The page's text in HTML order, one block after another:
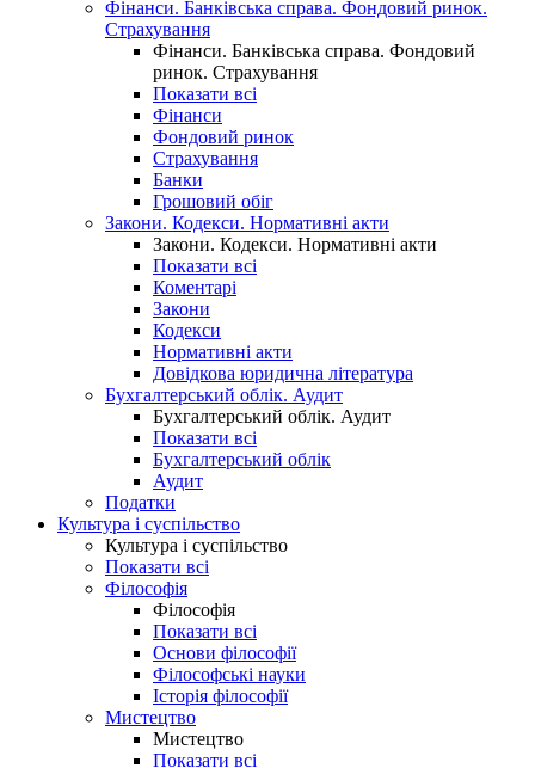
Фінанси. Банківська справа. Фондовий ринок.
Страхування
Фінанси. Банківська справа. Фондовий
ринок. Страхування
Показати всі
Фінанси
Фондовий ринок
Страхування
Банки
Грошовий обіг
Закони. Кодекси. Нормативні акти
Закони. Кодекси. Нормативні акти
Показати всі
Коментарі
Закони
Кодекси
Нормативні акти
Довідкова юридична література
Бухгалтерський облік. Аудит
Бухгалтерський облік. Аудит
Показати всі
Бухгалтерський облік
Аудит
Податки
Культура і суспільство
Культура і суспільство
Показати всі
Філософія
Філософія
Показати всі
Основи філософії
Філософські науки
Історія філософії
Мистецтво
Мистецтво
Показати всі